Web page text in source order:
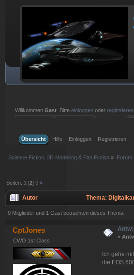
WillkommenGast . Bitteeinloggen oder registrieren
Übersicht
Hilfe Einloggen Registrieren
Science Fiction, 3D Modelling & Fan Fiction » Forum
Seiten: 1 [2]3 4
Autor Thema:
0 Mitglieder und 1 Gast betrachten dieses Thema.
CptJones
CWO 1st Class
«
Ich gehe
die EOS